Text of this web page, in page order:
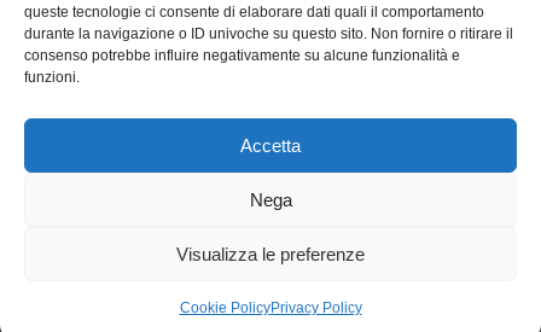
queste tecnologie ci consente di elaborare dati quali il comportamento
durante la navigazione o ID univoche su questo sito. Non fornire o ritirare il
consenso potrebbe influire negativamente su alcune funzionalità e
funzioni.
Accetta
Nega
Visualizza le preferenze
Cookie PolicyPrivacy Policy
Notizie dal Garda
Notizie Lombardia
Notizie per categoria Notizie Provincia di Brescia
Regione Lombardia
Sport Storia Territorio turismo
The Magazine Basic Theme bybavotasan.com
Privacy e cookie: questo sito utilizza i cookie. Continuando a utilizzare
Informativa sui cookie